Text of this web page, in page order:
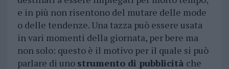
e in più non risentono del mutare delle mode
o delle tendenze. Una tazza può essere usata
in vari momenti della giornata, per bere ma
non solo: questo è il motivo per il quale si può
parlare di uno strumento di pubblicità che